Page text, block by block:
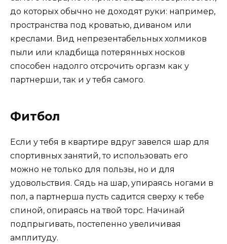
до которых обычно не доходят руки: например,
пространства под кроватью, диваном или
креслами. Вид непрезентабельных холмиков
пыли или кладбища потерянных носков
способен надолго отсрочить оргазм как у
партнерши, так и у тебя самого.
Фитбол
Если у тебя в квартире вдруг завелся шар для
спортивных занятий, то использовать его
можно не только для пользы, но и для
удовольствия. Сядь на шар, упираясь ногами в
пол, а партнерша пусть садится сверху к тебе
спиной, опираясь на твой торс. Начинай
подпрыгивать, постепенно увеличивая
амплитуду.